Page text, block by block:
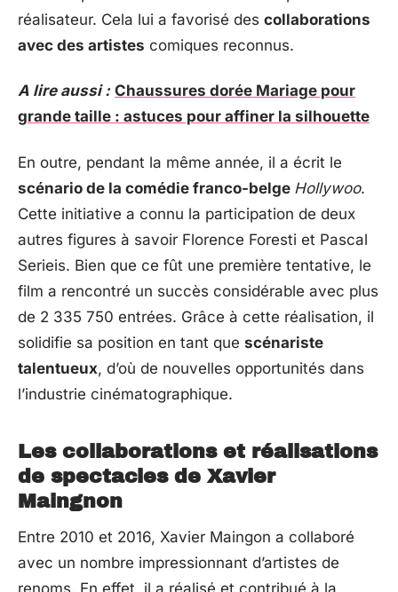
réalisateur. Cela lui a favorisé des collaborations
avec des artistes comiques reconnus.
A lire aussi : Chaussures dorée Mariage pour
grande taille : astuces pour affiner la silhouette
En outre, pendant la même année, il a écrit le
scénario de la comédie franco-belge Hollywoo.
Cette initiative a connu la participation de deux
autres figures à savoir Florence Foresti et Pascal
Serieis. Bien que ce fût une première tentative, le
film a rencontré un succès considérable avec plus
de 2 335 750 entrées. Grâce à cette réalisation, il
solidifie sa position en tant que scénariste
talentueux, d’où de nouvelles opportunités dans
l’industrie cinématographique.
Les collaborations et réalisations
de spectacles de Xavier
Maingnon
Entre 2010 et 2016, Xavier Maingon a collaboré
avec un nombre impressionnant d’artistes de
renoms. En effet, il a réalisé et contribué à la